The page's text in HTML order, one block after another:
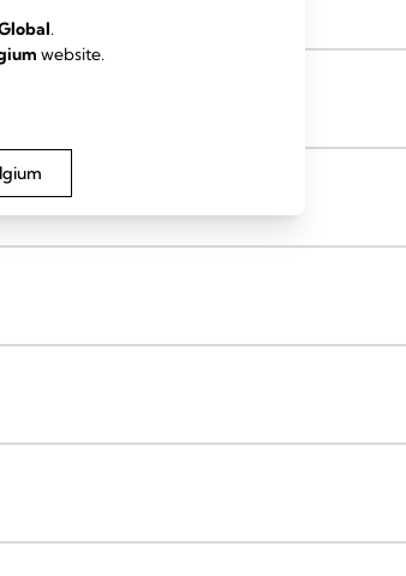
.
website.